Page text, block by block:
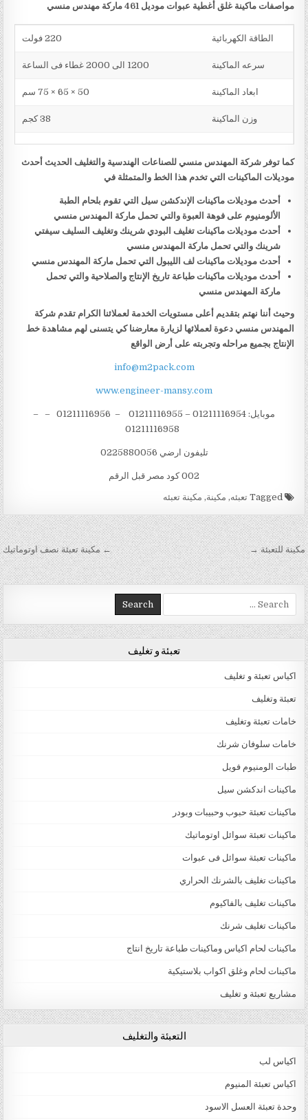
مواصفات ماكينة غلق أغطية عبوات موديل 461 ماركة مهندس منسي
الطاقة الكهربائية 220 فولت
سرعه الماكينة 1200 الى 2000 غطاء فى الساعة
ابعاد الماكينة 50 × 65 × 75 سم
وزن الماكينة 38 كجم
كما توفر شركة المهندس منسي للصناعات الهندسية والتغليف الحديث أحدث
موديلات الماكينات التي تخدم هذا الخط والمتمثلة في
أحدث موديلات ماكينات الإندكشن سيل التي تقوم بلحام الطبة
الألومنيوم على فوهة العبوة والتي تحمل ماركة المهندس منسي
أحدث موديلات ماكينات تغليف البودي شرينك وتغليف السليف سيفتي
شرينك والتي تحمل ماركة المهندس منسي
أحدث موديلات ماكينات لف الليبول التي تحمل ماركة المهندس منسي
أحدث موديلات ماكينات طباعة تاريخ الإنتاج والصلاحية والتي تحمل
ماركة المهندس منسي
وحيث أننا نهتم بتقديم أعلى مستويات الخدمة لعملائنا الكرام تقدم شركة
المهندس منسي دعوة لعملائها لزيارة معارضنا كي يتسنى لهم مشاهدة خط
الإنتاج بجميع مراحله وتجربته على أرض الواقع
info@m2pack.com
www.engineer-mansy.com
موبايل: 01211116954 – 01211116955 – 01211116956 – –
تليفون ارضي 0225880056
002 كود مصر قبل الرقم
Tagged تعبئه, مكينة, مكينة تعبئه
تصفّح المقالات ← مكينة تعبئة نصف اوتوماتيك مكينة للتعبئة →
Search for:
تعبئة و تغليف
اكياس تعبئة و تغليف
تعبئة وتغليف
خامات تعبئة وتغليف
خامات سلوفان شرنك
طبات الومنيوم فويل
ماكينات اندكشن سيل
ماكينات تعبئة حبوب وحبيبات وبودر
ماكينات تعبئة سوائل اوتوماتيك
ماكينات تعبئة سوائل فى عبوات
ماكينات تغليف بالشرنك الحراري
ماكينات تغليف بالفاكيوم
ماكينات تغليف شرنك
ماكينات لحام اكياس وماكينات طباعة تاريخ انتاج
ماكينات لحام وغلق اكواب بلاستيكية
مشاريع تعبئة و تغليف
التعبئة والتغليف
اكياس لب
اكياس تعبئة المنيوم
وحدة تعبئة العسل الاسود